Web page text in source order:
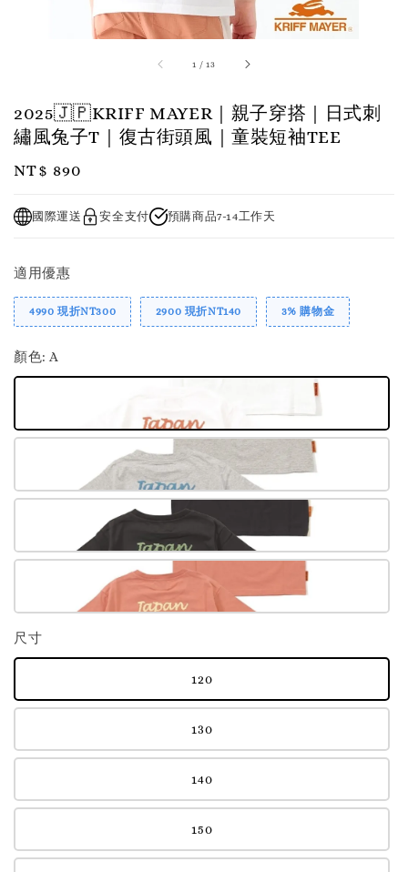
1 /13
2025🇯🇵KRIFF MAYER｜親子穿搭｜日式刺
繡風兔子T｜復古街頭風｜童裝短袖TEE
Regular
NT$ 890
國際運送 安全支付 預購商品7-14工作天
適用優惠
4990 現折NT300 2900 現折NT140 3% 購物金
顏色: A
尺寸
120
130
140
150